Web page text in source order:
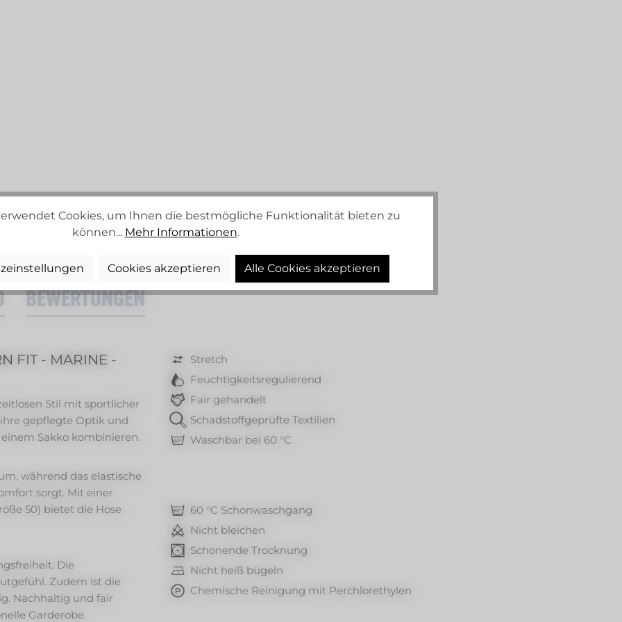
BEWERTUNGEN
FIT - MARINE -
Stil mit sportlicher
gepflegte Optik und
Sakko kombinieren.
während das elastische
sorgt. Mit einer
50) bietet die Hose
Die
Zudem ist die
Nachhaltig und fair
Garderobe.
Stretch
Feuchtigkeitsregulierend
Fair gehandelt
Schadstoffgeprüfte Textilien
Waschbar bei 60 °C
60 °C Schonwaschgang
Nicht bleichen
Schonende Trocknung
Nicht heiß bügeln
Chemische Reinigung mit Perchlorethylen
Cookies, um Ihnen die bestmögliche Funktionalität bieten zu
können... Mehr Informationen.
Cookies akzeptieren Alle Cookies akzeptieren